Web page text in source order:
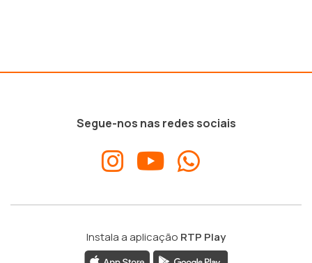
Segue-nos nas redes sociais
Instala a aplicação RTP Play